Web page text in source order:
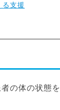
る支援
の体の状態